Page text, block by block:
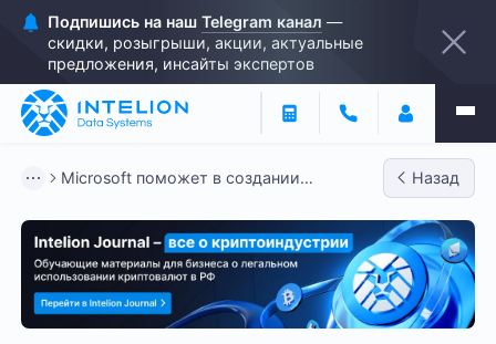
Подпишись на наш Telegram канал —
скидки, розыгрыши, акции, актуальные
предложения, инсайты экспертов
Microsoft поможет в создании
Назад